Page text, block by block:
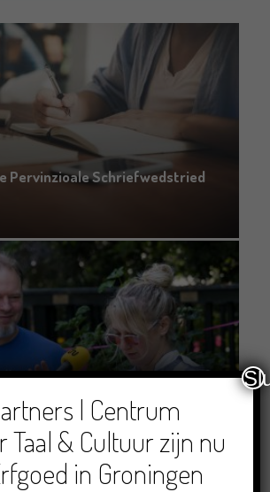
Pervinzioale Schriefwedstried
| Centrum
Taal & Cultuur zijn nu
in Groningen